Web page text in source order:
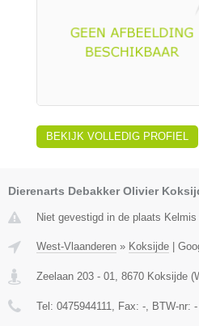
BEKIJK VOLLEDIG PROFIEL
Dierenarts Debakker Olivier
Niet gevestigd in de plaats
West-Vlaanderen » Koksijde
Zeelaan 203 - 01, 8670 Koksijde (
Tel: 0475944111, Fax: -, BTW-nr: -